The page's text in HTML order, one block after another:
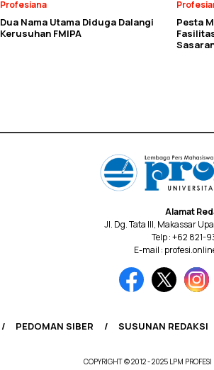
Profesiana
Dua Nama Utama Diduga Dalangi
Kerusuhan FMIPA
Pesta
Alamat
Jl. Dg. Tata III, Makassar Upa
Telp : +62 821-
E-mail :
PEDOMAN SIBER SUSUNAN REDAKSI
COPYRIGHT © 2012 - 2025 LPM